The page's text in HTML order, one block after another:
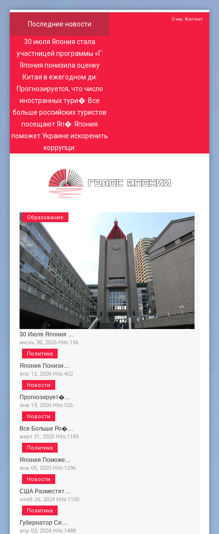
Последние новости
30 июля Япония стала
участницей программы «Г:
Япония понизила оценку
Китая в ежегодном ди:
Прогнозируется, что число
иностранных тури�: Все
больше российских туристов
посещают Яп�: Япония
поможет Украине искоренить
коррупци:
О нас Контакт
30 Июля Япония …
июль 30, 2026 Hits:156
Образование
Япония Понизи…
апр 12, 2026 Hits:402
Политика
Прогнозирует�…
янв 19, 2026 Hits:526
Новости
Все Больше Ро�…
март 21, 2025 Hits:1185
Новости
Япония Поможе…
янв 05, 2025 Hits:1296
Политика
США Разместят…
нояб 26, 2024 Hits:1100
Новости
Губернатор Си…
апр 03, 2024 Hits:1488
Политика